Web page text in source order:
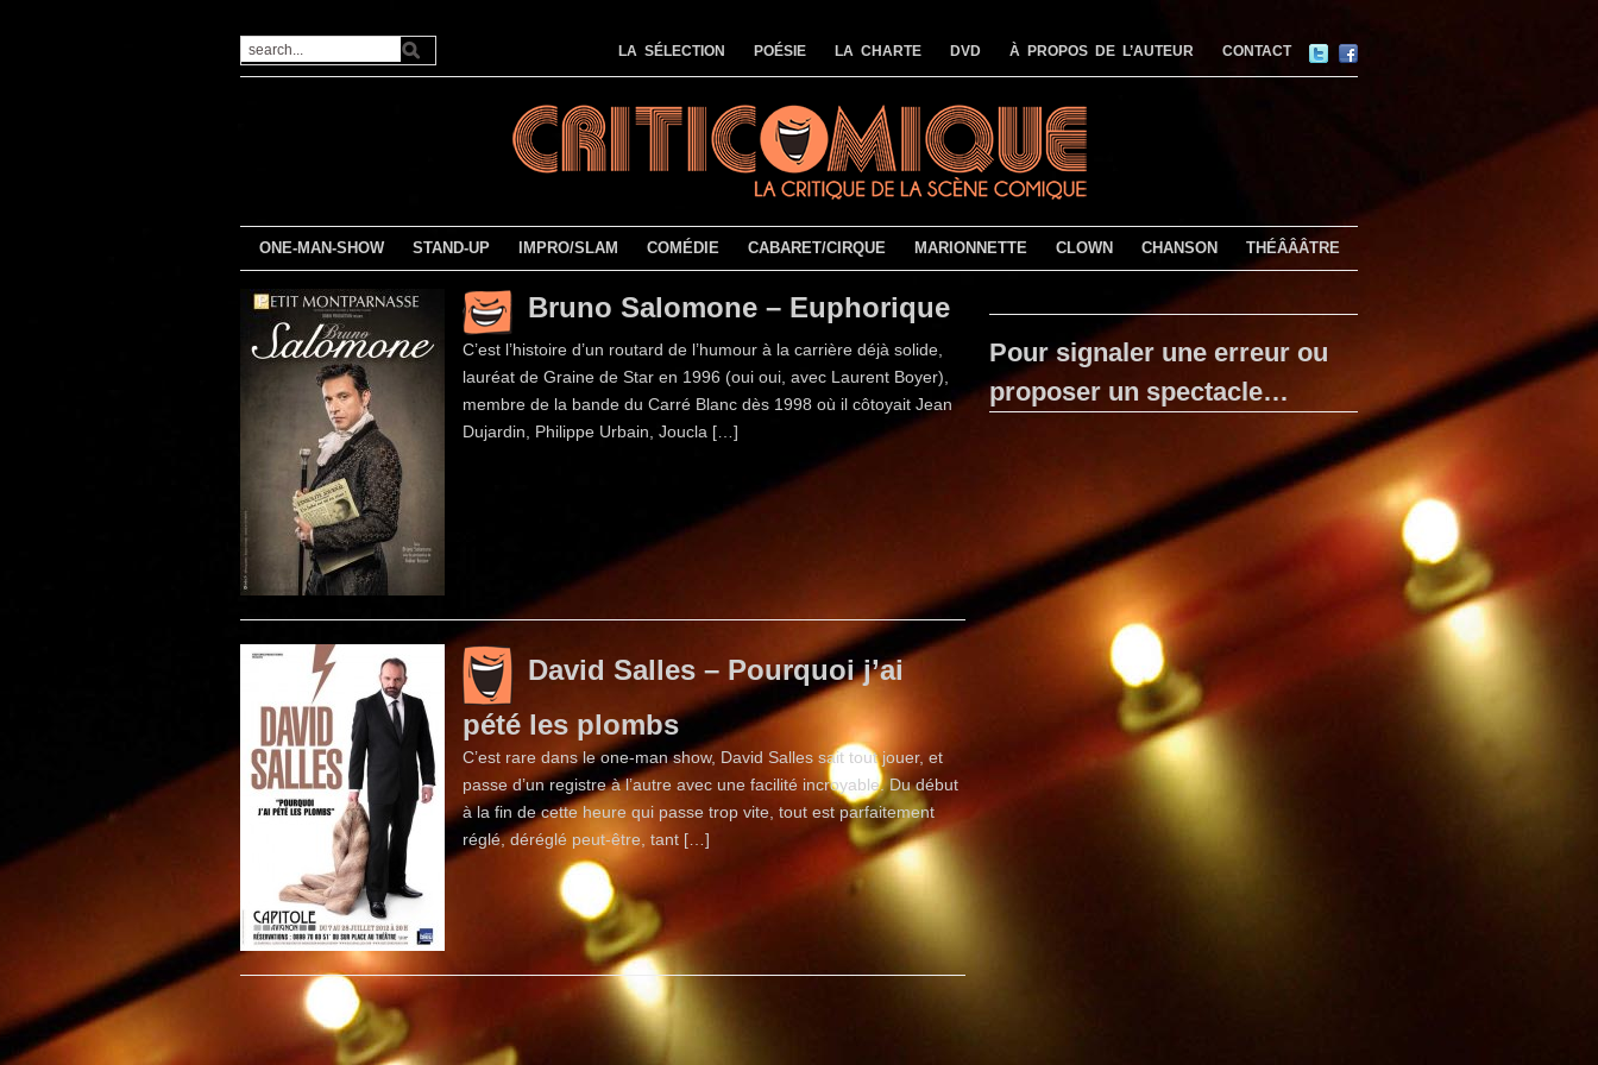
LA SÉLECTION POÉSIE LA CHARTE DVD À PROPOS DE L’AUTEUR CONTACT
ONE-MAN-SHOW STAND-UP IMPRO/SLAM COMÉDIE CABARET/CIRQUE MARIONNETTE CLOWN CHANSON THÉÂÂÂTRE
Bruno Salomone – Euphorique
C’est l’histoire d’un routard de l’humour à la carrière déjà solide,
lauréat de Graine de Star en 1996 (oui oui, avec Laurent Boyer),
membre de la bande du Carré Blanc dès 1998 où il côtoyait Jean
Dujardin, Philippe Urbain, Joucla […]
David Salles – Pourquoi j’ai
pété les plombs
C’est rare dans le one-man show, David Salles sait tout jouer, et
passe d’un registre à l’autre avec une facilité incroyable. Du début
à la fin de cette heure qui passe trop vite, tout est parfaitement
réglé, déréglé peut-être, tant […]
Pour signaler une erreur ou
proposer un spectacle…